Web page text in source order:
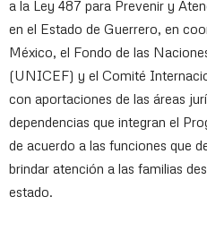
a la Ley 487 para Prevenir y
en el Estado de Guerrero, en
México, el Fondo de las
(UNICEF) y el Comité
con aportaciones de las áreas
dependencias que integran el
de acuerdo a las funciones que
brindar atención a las familias
estado.